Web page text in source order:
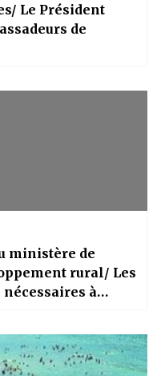
de
ministère de
rural/ Les
à